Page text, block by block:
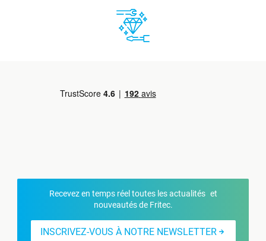
Recevez en temps réel toutes les actualités et
nouveautés de Fritec.
INSCRIVEZ-VOUS À NOTRE NEWSLETTER